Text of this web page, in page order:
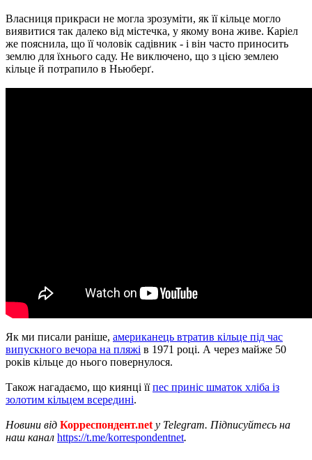
Власниця прикраси не могла зрозуміти, як її кільце могло
виявитися так далеко від містечка, у якому вона живе. Каріел
же пояснила, що її чоловік садівник - і він часто приносить
землю для їхнього саду. Не виключено, що з цією землею
кільце й потрапило в Ньюберґ.
Як ми писали раніше, американець втратив кільце під час
випускного вечора на пляжі в 1971 році. А через майже 50
років кільце до нього повернулося.
Також нагадаємо, що киянці їїпес приніс шматок хліба із
золотим кільцем всередині.
Новини від Корреспондент.net у Telegram. Підписуйтесь на
наш канал https://t.me/korrespondentnet.